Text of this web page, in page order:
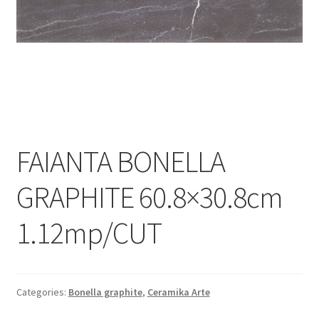
Plata si Livrare
Magazin
Plată
FAIANTA BONELLA
GRAPHITE 60.8×30.8cm
1.12mp/CUT
Categories: Bonella graphite, Ceramika Arte